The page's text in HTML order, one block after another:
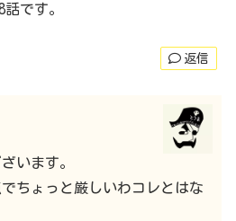
です。
返信
います。
ちょっと厳しいわコレとはな